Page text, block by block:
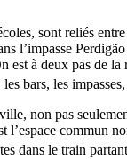
sont reliés
l’impasse
à deux pas de
bars, les
non pas
commun
dans le train